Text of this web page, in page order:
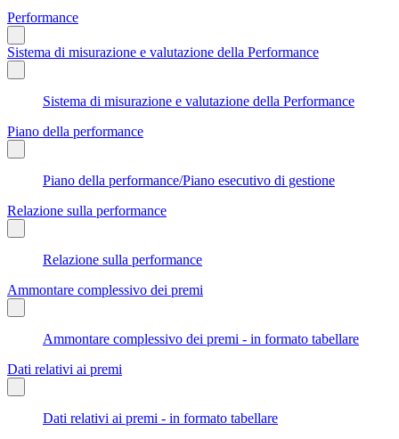
Performance
Sistema di misurazione e valutazione della Performance
Sistema di misurazione e valutazione della Performance
Piano della performance
Piano della performance/Piano esecutivo di gestione
Relazione sulla performance
Relazione sulla performance
Ammontare complessivo dei premi
Ammontare complessivo dei premi - in formato tabellare
Dati relativi ai premi
Dati relativi ai premi - in formato tabellare